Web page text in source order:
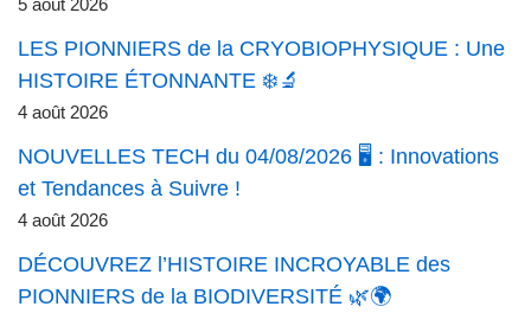
5 août 2026
LES PIONNIERS de la CRYOBIOPHYSIQUE : Une
HISTOIRE ÉTONNANTE ❄️🔬
4 août 2026
NOUVELLES TECH du 04/08/2026 🖥️ : Innovations
et Tendances à Suivre !
4 août 2026
DÉCOUVREZ l’HISTOIRE INCROYABLE des
PIONNIERS de la BIODIVERSITÉ 🌿🌍